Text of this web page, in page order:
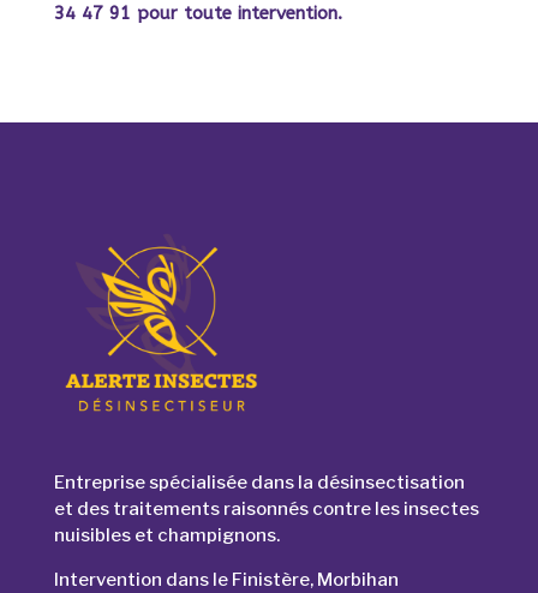
34 47 91 pour toute intervention.
Entreprise spécialisée dans la désinsectisation
et des traitements raisonnés contre les insectes
nuisibles et champignons.
Intervention dans le Finistère, Morbihan